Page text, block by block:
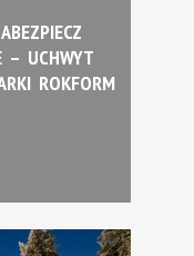
– UCHWYT
ROKFORM